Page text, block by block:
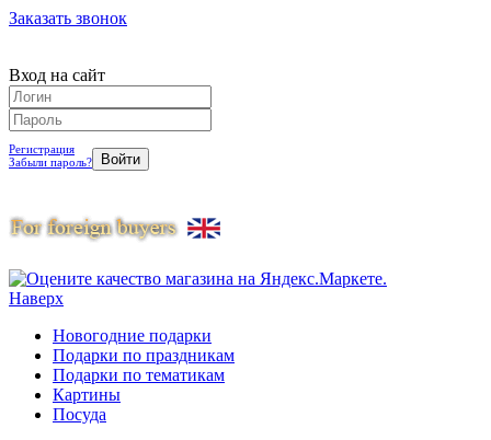
Заказать звонок
Вход на сайт
Регистрация
Забыли пароль?
Наверх
Новогодние подарки
Подарки по праздникам
Подарки по тематикам
Картины
Посуда